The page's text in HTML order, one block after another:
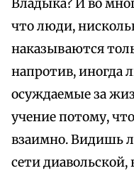
Владыка? И во
что люди,
наказываются
напротив, иногда
осуждаемые за
учение потому,
взаимно. Видишь
сети диавольской,